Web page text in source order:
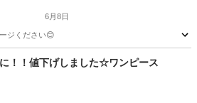
6月8日
ジください😊
アクセサリー ブラスト
！！値下げしました☆ワンピース